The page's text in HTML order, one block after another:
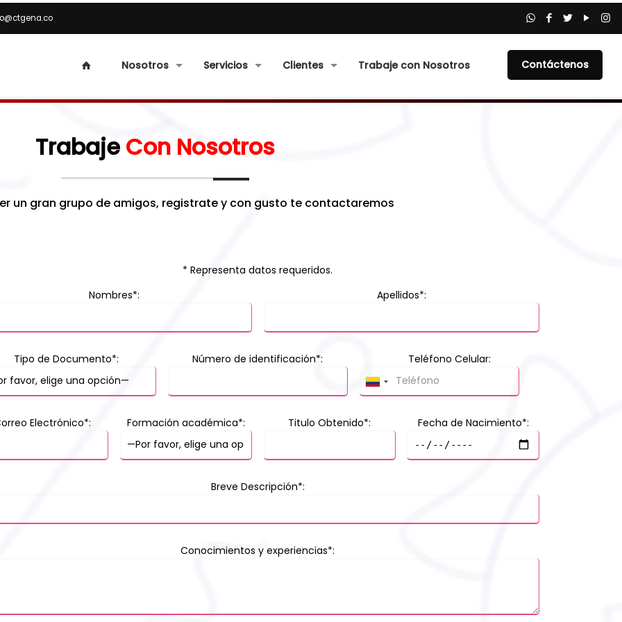
Nosotros Servicios Clientes Trabaje con Nosotros Contáctenos
Trabaje Con Nosotros
un gran grupo de amigos, registrate y con gusto te contactaremos
* Representa datos requeridos.
Nombres*:
Apellidos*:
Tipo de Documento*: Número de identificación*: Teléfono Celular:
Electrónico*: Formación académica*: Titulo Obtenido*: Fecha de Nacimiento*:
Breve Descripción*:
Conocimientos y experiencias*: